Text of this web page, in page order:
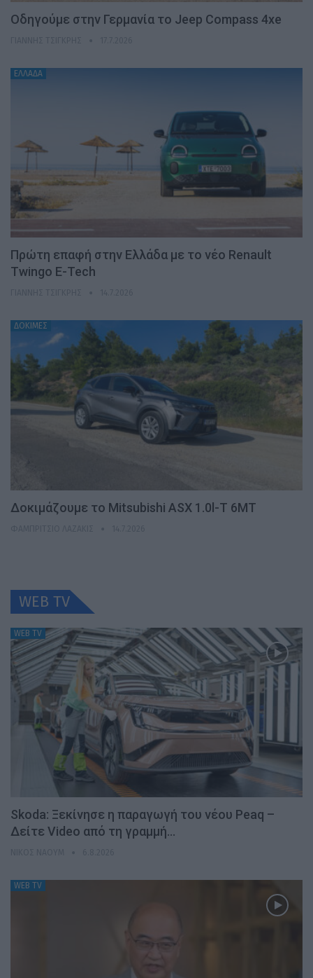
Οδηγούμε στην Γερμανία το Jeep Compass 4xe
ΕΛΛΑΔΑ
Πρώτη επαφή στην Ελλάδα με το νέο Renault
Twingo E-Tech
ΔΟΚΙΜΕΣ
Δοκιμάζουμε το Mitsubishi ASX 1.0l-T 6MT
WEB TV
WEB TV
Skoda: Ξεκίνησε η παραγωγή του νέου Peaq –
Δείτε Video από τη γραμμή…
WEB TV